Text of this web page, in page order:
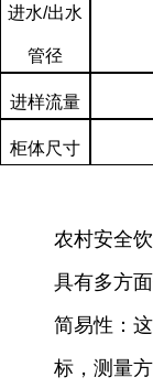
进水/出水
管径
进样流量
柜体尺寸
农村安全
具有多方
简易性：
标，测量